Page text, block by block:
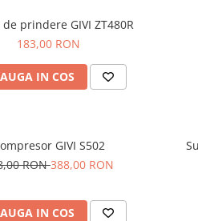
prindere GIVI ZT480R
183,00 RON
IN COS
GIVI S502
RON388,00 RON
IN COS